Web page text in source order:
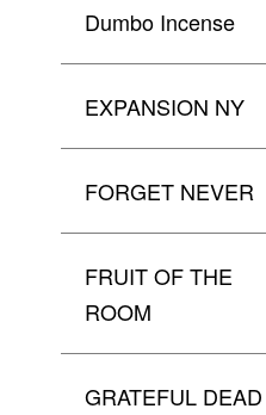
Dumbo Incense
EXPANSION NY
FORGET NEVER
FRUIT OF THE
ROOM
GRATEFUL DEAD